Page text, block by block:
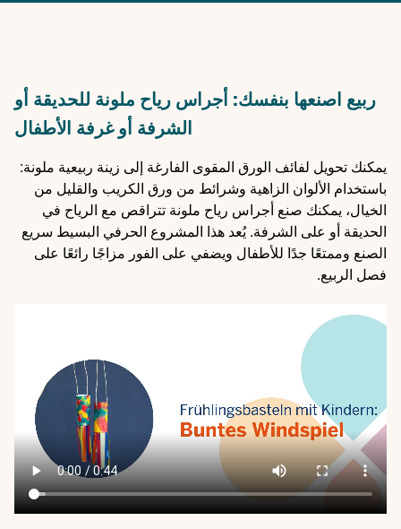
ربيع اصنعها بنفسك: أجراس رياح ملونة للحديقة أو
الشرفة أو غرفة الأطفال
يمكنك تحويل لفائف الورق المقوى الفارغة إلى زينة ربيعية ملونة:
باستخدام الألوان الزاهية وشرائط من ورق الكريب والقليل من
الخيال، يمكنك صنع أجراس رياح ملونة تتراقص مع الرياح في
الحديقة أو على الشرفة. يُعد هذا المشروع الحرفي البسيط سريع
الصنع وممتعًا جدًا للأطفال ويضفي على الفور مزاجًا رائعًا على
فصل الربيع.
Video